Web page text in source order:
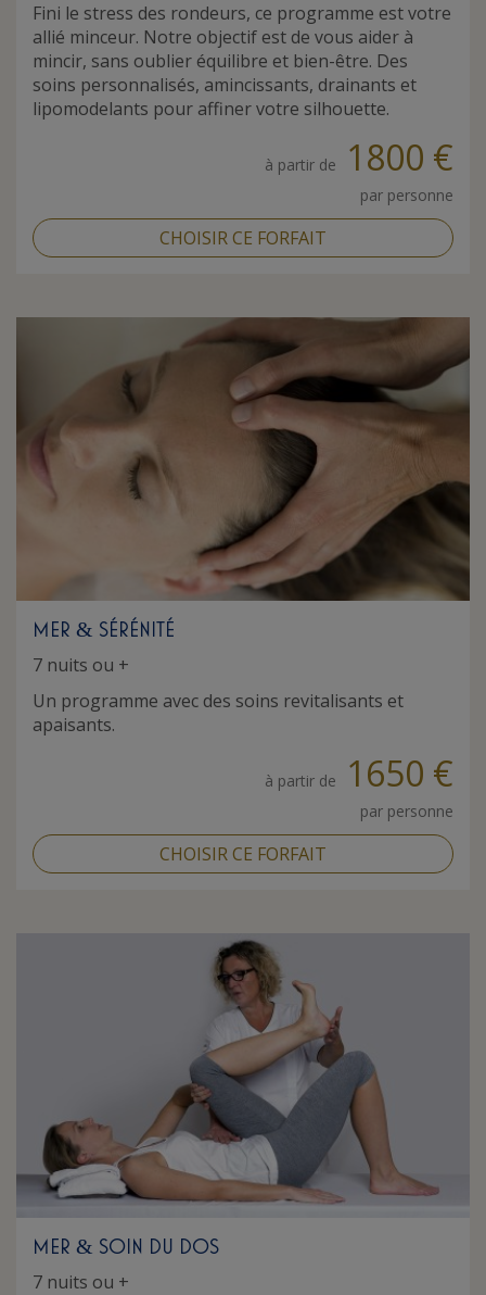
Fini le stress des rondeurs, ce programme est votre
allié minceur. Notre objectif est de vous aider à
mincir, sans oublier équilibre et bien-être. Des
soins personnalisés, amincissants, drainants et
lipomodelants pour affiner votre silhouette.
à partir de 1800 €
par personne
CHOISIR CE FORFAIT
MER & SÉRÉNITÉ
7 nuits ou +
Un programme avec des soins revitalisants et
apaisants.
à partir de 1650 €
par personne
CHOISIR CE FORFAIT
MER & SOIN DU DOS
7 nuits ou +